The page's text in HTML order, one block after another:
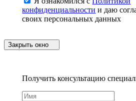
конфиденциальности и даю
своих персональных данных
Закрыть окно
Получить консультацию